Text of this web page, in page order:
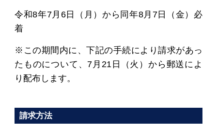
令和8年7月6日（月）から同年8月7日（金）必
着
※この期間内に、下記の手続により請求があっ
たものについて、7月21日（火）から郵送によ
り配布します。
請求方法